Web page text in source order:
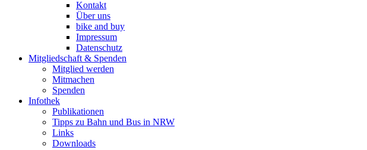
Kontakt
Über uns
bike and buy
Impressum
Datenschutz
Mitgliedschaft & Spenden
Mitglied werden
Mitmachen
Spenden
Infothek
Publikationen
Tipps zu Bahn und Bus in NRW
Links
Downloads